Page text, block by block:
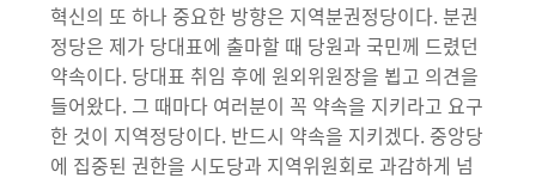
혁신의 또 하나 중요한 방향은 지역분권정당이다. 분권
정당은 제가 당대표에 출마할 때 당원과 국민께 드렸던
약속이다. 당대표 취임 후에 원외위원장을 뵙고 의견을
들어왔다. 그 때마다 여러분이 꼭 약속을 지키라고 요구
한 것이 지역정당이다. 반드시 약속을 지키겠다. 중앙당
에 집중된 권한을 시도당과 지역위원회로 과감하게 넘